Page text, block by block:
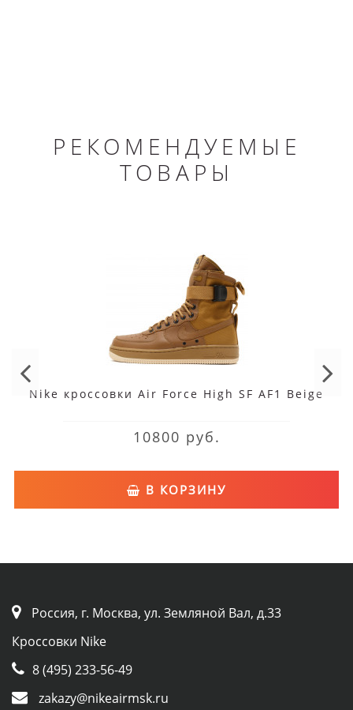
РЕКОМЕНДУЕМЫЕ
ТОВАРЫ
Nike кроссовки Air Force High SF AF1 Beige
10800 руб.
В КОРЗИНУ
Россия, г. Москва, ул. Земляной Вал, д.33
Кроссовки Nike
8 (495) 233-56-49
zakazy@nikeairmsk.ru